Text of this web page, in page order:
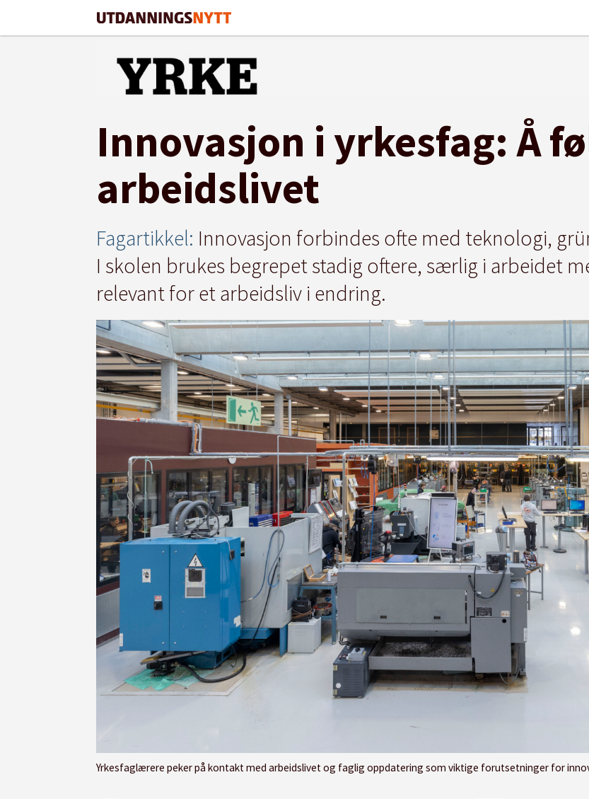
Innovasjon i yrkesfag: Å
arbeidslivet
Fagartikkel: Innovasjon forbindes ofte med teknologi,
I skolen brukes begrepet stadig oftere, særlig i arbeidet
relevant for et arbeidsliv i endring.
Yrkesfaglærere peker på kontakt med arbeidslivet og faglig oppdatering som viktige forutsetninger for innovasjon i